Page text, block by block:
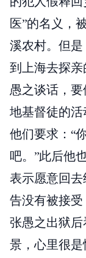
医”的名义，
溪农村。但
到上海去探
愚之谈话，
地基督徒的
他们要求：“
吧。”此后他
表示愿意回
告没有被接受
张愚之出狱
景，心里很